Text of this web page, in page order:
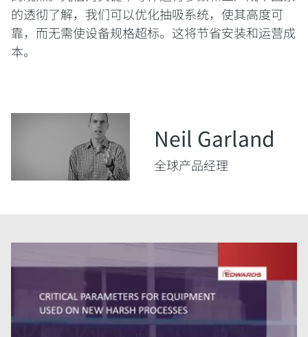
的透彻了解，我们可以优化抽吸系统，使其高度可
靠，而无需使设备规格超标。这将节省安装和运营成
本。
Neil Garland
全球产品经理